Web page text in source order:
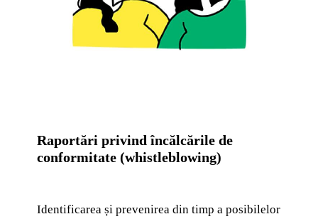
Raportări privind încălcările de
conformitate (whistleblowing)
Identificarea și prevenirea din timp a posibilelor